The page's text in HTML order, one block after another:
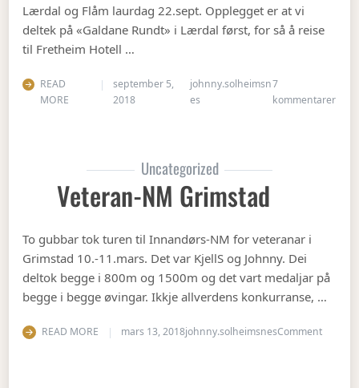
Lærdal og Flåm laurdag 22.sept. Opplegget er at vi
deltek på «Galdane Rundt» i Lærdal først, for så å reise
til Fretheim Hotell …
READ
MORE
september 5,
2018
johnny.solheimsn
es
7
kommentarertil
Uncategorized
Veteran-NM Grimstad
To gubbar tok turen til Innandørs-NM for veteranar i
Grimstad 10.-11.mars. Det var KjellS og Johnny. Dei
deltok begge i 800m og 1500m og det vart medaljar på
begge i begge øvingar. Ikkje allverdens konkurranse, …
READ MORE mars 13, 2018johnny.solheimsnesCommenton